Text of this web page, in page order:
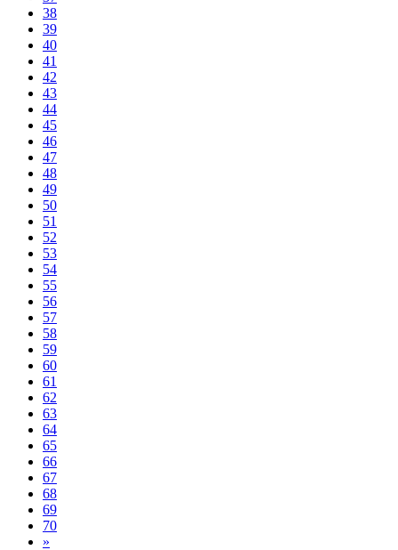
38
39
40
41
42
43
44
45
46
47
48
49
50
51
52
53
54
55
56
57
58
59
60
61
62
63
64
65
66
67
68
69
70
»